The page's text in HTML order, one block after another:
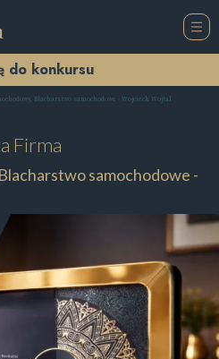
do konkursu
Blacharstwo samochodowe - Wojciech Wojtal
Firma
samochodowe -